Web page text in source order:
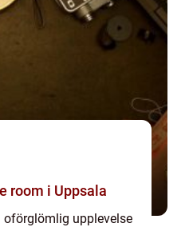
room i Uppsala
upplevelse